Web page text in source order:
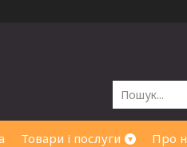
Товари і послуги Про